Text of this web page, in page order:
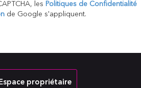
les Politiques de Confidentialité
de Google s'appliquent.
propriétaire